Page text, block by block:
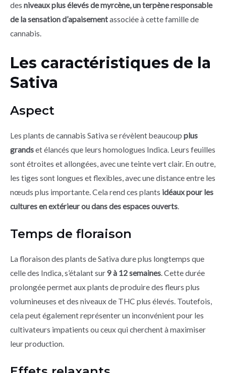
des niveaux plus élevés de myrcène, un terpène responsable
de la sensation d’apaisementassociée à cette famille de
cannabis.
Les caractéristiques de la
Sativa
Aspect
Les plants de cannabis Sativa se révèlent beaucoup plus
grandset élancés que leurs homologues Indica. Leurs feuilles
sont étroites et allongées, avec une teinte vert clair. En outre,
les tiges sont longues et flexibles, avec une distance entre les
nœuds plus importante. Cela rend ces plants idéaux pour les
cultures en extérieur ou dans des espaces ouverts.
Temps de floraison
La floraison des plants de Sativa dure plus longtemps que
celle des Indica, s’étalant sur9 à 12 semaines. Cette durée
prolongée permet aux plants de produire des fleurs plus
volumineuses et des niveaux de THC plus élevés. Toutefois,
cela peut également représenter un inconvénient pour les
cultivateurs impatients ou ceux qui cherchent à maximiser
leur production.